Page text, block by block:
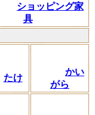
ショッピング家
具
たけ
かい
がら